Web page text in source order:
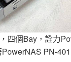
四個Bay，詮力
PN-